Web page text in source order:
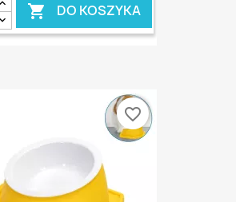
 DO KOSZYKA
favorite_border